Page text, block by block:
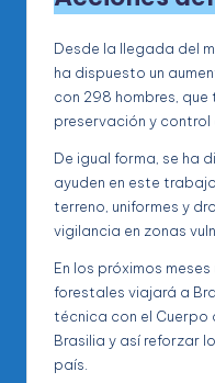
Desde la llegada del
ha dispuesto un
con 298 hombres,
preservación y control
De igual forma, se ha
ayuden en este
terreno, uniformes y
vigilancia en zonas
En los próximos
forestales viajará a
técnica con el Cuerpo
Brasilia y así reforzar
país.